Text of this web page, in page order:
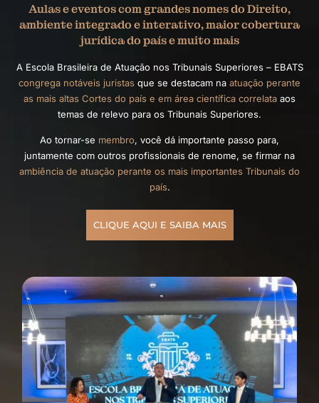
Aulas e eventos com grandes nomes do Direito,
ambiente integrado e interativo, maior cobertura
jurídica do país e muito mais
A Escola Brasileira de Atuação nos Tribunais Superiores – EBATS
congrega notáveis juristas que se destacam na atuação perante
as mais altas Cortes do país e em área científica correlata aos
temas de relevo para os Tribunais Superiores.
Ao tornar-se membro, você dá importante passo para,
juntamente com outros profissionais de renome, se firmar na
ambiência de atuação perante os mais importantes Tribunais do
país.
CLIQUE AQUI E SAIBA MAIS